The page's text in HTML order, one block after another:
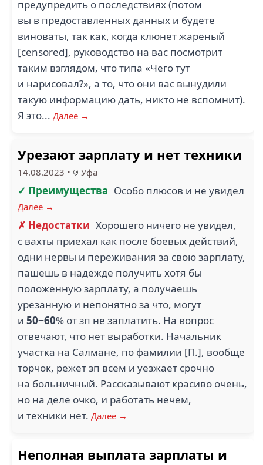
предупредить о последствиях (потом
вы в предоставленных данных и будете
виноваты, так как, когда клюнет жареный
[censored], руководство на вас посмотрит
таким взглядом, что типа «Чего тут
и нарисовал?», а то, что они вас вынудили
такую информацию дать, никто не вспомнит).
Я это... Далее →
Урезают зарплату и нет техники
14.08.2023 • Уфа
✓ Преимущества Особо плюсов и не увидел
Далее →
✗ Недостатки Хорошего ничего не увидел,
с вахты приехал как после боевых действий,
одни нервы и переживания за свою зарплату,
пашешь в надежде получить хотя бы
положенную зарплату, а получаешь
урезанную и непонятно за что, могут
и 50−60% от зп не заплатить. На вопрос
отвечают, что нет выработки. Начальник
участка на Салмане, по фамилии [П.], вообще
торчок, режет зп всем и уезжает срочно
на больничный. Рассказывают красиво очень,
но на деле очко, и работать нечем,
и техники нет. Далее →
Неполная выплата зарплаты и